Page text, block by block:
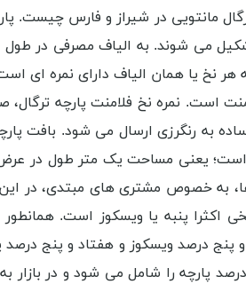
مانتویی در شیراز و فارس چیست.
می شوند. به الیاف مصرفی در طول
هر نخ یا همان الیاف دارای نمره ای
است. نمره نخ فلامنت پارچه
به رنگرزی ارسال می شود. بافت
است؛ یعنی مساحت یک متر طول در
به خصوص مشتری های مبتدی، در این
اکثرا پنبه یا ویسکوز است.
و پنج درصد ویسکوز و هفتاد و پنج
پارچه را شامل می شود و در بازار